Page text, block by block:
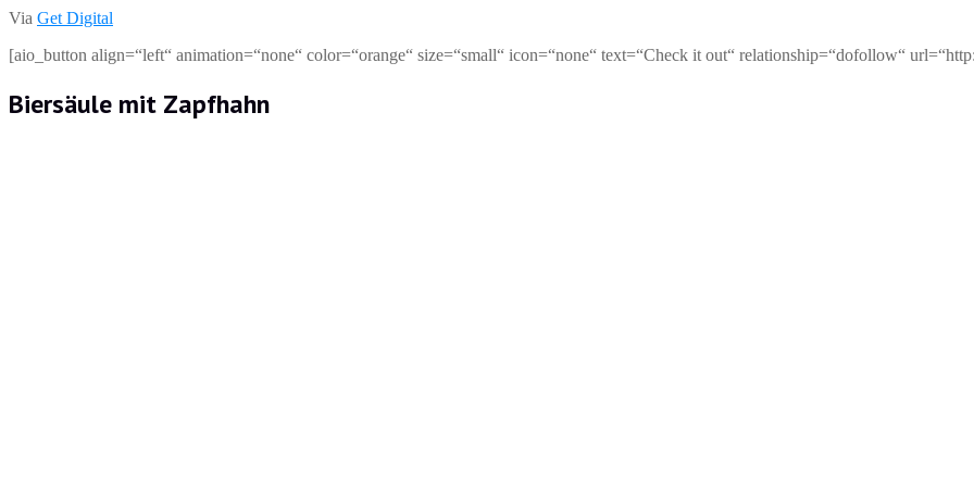
Via Get Digital
[aio_button align=“left“ animation=“none“ color=“orange“ size=“small“ icon=“none“ text=“Check it out“ relationship=“dofollow“
Biersäule mit Zapfhahn